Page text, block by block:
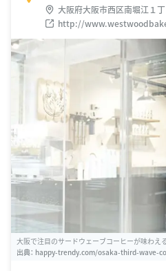
大阪府大阪市西区南堀江１
http://
大阪で注目のサードウェーブコーヒーが味わえ
出典： happy-trendy.com/osaka-third-wave-